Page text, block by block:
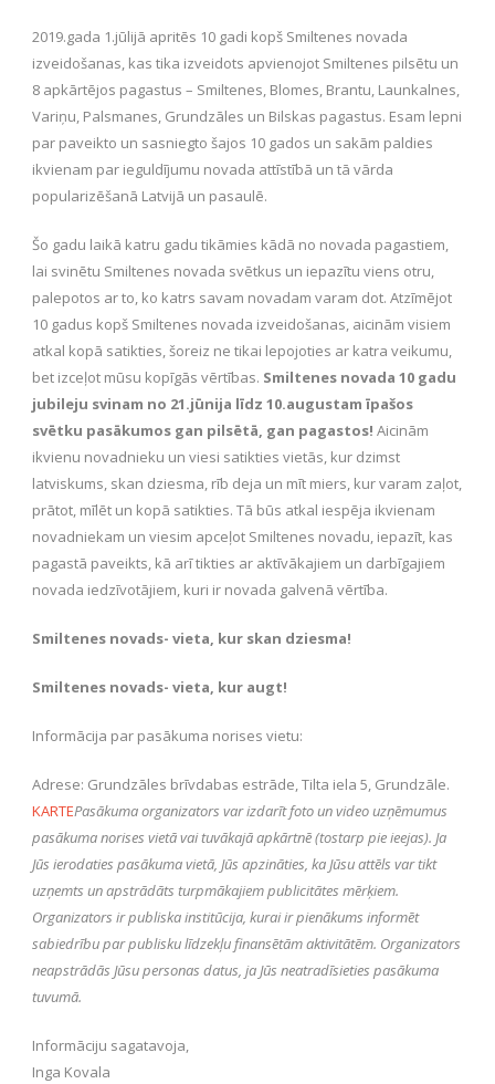
2019.gada 1.jūlijā apritēs 10 gadi kopš Smiltenes novada
izveidošanas, kas tika izveidots apvienojot Smiltenes pilsētu un
8 apkārtējos pagastus – Smiltenes, Blomes, Brantu, Launkalnes,
Variņu, Palsmanes, Grundzāles un Bilskas pagastus. Esam lepni
par paveikto un sasniegto šajos 10 gados un sakām paldies
ikvienam par ieguldījumu novada attīstībā un tā vārda
popularizēšanā Latvijā un pasaulē.
Šo gadu laikā katru gadu tikāmies kādā no novada pagastiem,
lai svinētu Smiltenes novada svētkus un iepazītu viens otru,
palepotos ar to, ko katrs savam novadam varam dot. Atzīmējot
10 gadus kopš Smiltenes novada izveidošanas, aicinām visiem
atkal kopā satikties, šoreiz ne tikai lepojoties ar katra veikumu,
bet izceļot mūsu kopīgās vērtības. Smiltenes novada 10 gadu
jubileju svinam no 21.jūnija līdz 10.augustam īpašos
svētku pasākumos gan pilsētā, gan pagastos! Aicinām
ikvienu novadnieku un viesi satikties vietās, kur dzimst
latviskums, skan dziesma, rīb deja un mīt miers, kur varam zaļot,
prātot, mīlēt un kopā satikties. Tā būs atkal iespēja ikvienam
novadniekam un viesim apceļot Smiltenes novadu, iepazīt, kas
pagastā paveikts, kā arī tikties ar aktīvākajiem un darbīgajiem
novada iedzīvotājiem, kuri ir novada galvenā vērtība.
Smiltenes novads- vieta, kur skan dziesma!
Smiltenes novads- vieta, kur augt!
Informācija par pasākuma norises vietu:
Adrese: Grundzāles brīvdabas estrāde, Tilta iela 5, Grundzāle.
KARTEPasākuma organizators var izdarīt foto un video uzņēmumus
pasākuma norises vietā vai tuvākajā apkārtnē (tostarp pie ieejas). Ja
Jūs ierodaties pasākuma vietā, Jūs apzināties, ka Jūsu attēls var tikt
uzņemts un apstrādāts turpmākajiem publicitātes mērķiem.
Organizators ir publiska institūcija, kurai ir pienākums informēt
sabiedrību par publisku līdzekļu finansētām aktivitātēm. Organizators
neapstrādās Jūsu personas datus, ja Jūs neatradīsieties pasākuma
tuvumā.
Informāciju sagatavoja,
Inga Kovala